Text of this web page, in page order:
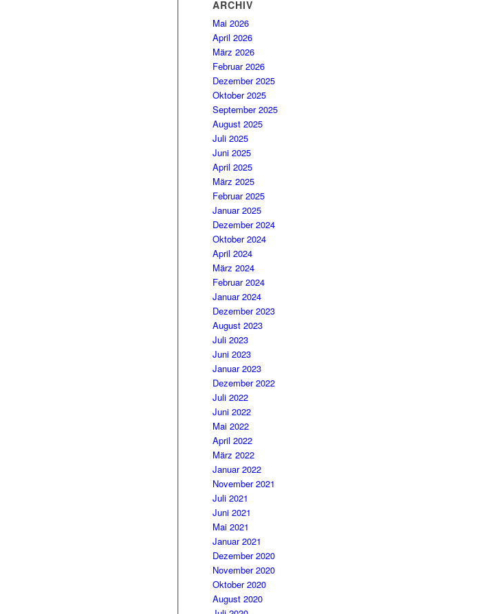
ARCHIV
Mai 2026
April 2026
März 2026
Februar 2026
Dezember 2025
Oktober 2025
September 2025
August 2025
Juli 2025
Juni 2025
April 2025
März 2025
Februar 2025
Januar 2025
Dezember 2024
Oktober 2024
April 2024
März 2024
Februar 2024
Januar 2024
Dezember 2023
August 2023
Juli 2023
Juni 2023
Januar 2023
Dezember 2022
Juli 2022
Juni 2022
Mai 2022
April 2022
März 2022
Januar 2022
November 2021
Juli 2021
Juni 2021
Mai 2021
Januar 2021
Dezember 2020
November 2020
Oktober 2020
August 2020